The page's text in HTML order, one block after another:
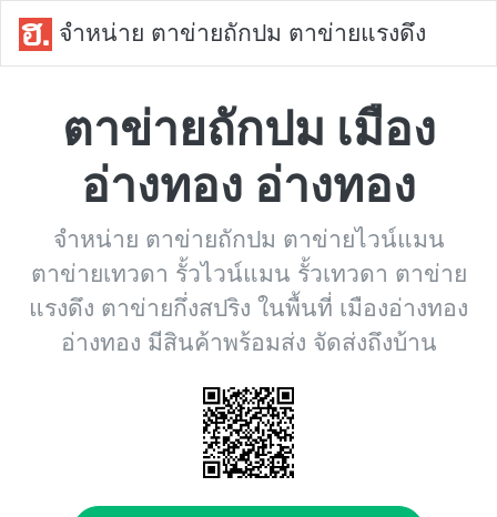
จำหน่าย ตาข่ายถักปม ตาข่ายแรงดึง
ตาข่ายถักปม เมือง
อ่างทอง อ่างทอง
จำหน่าย ตาข่ายถักปม ตาข่ายไวน์แมน
ตาข่ายเทวดา รั้วไวน์แมน รั้วเทวดา ตาข่าย
แรงดึง ตาข่ายกึ่งสปริง ในพื้นที่ เมืองอ่างทอง
อ่างทอง มีสินค้าพร้อมส่ง จัดส่งถึงบ้าน